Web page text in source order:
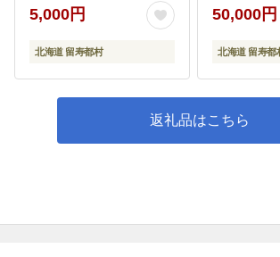
5,000円
北海道 留寿都村
50,000円
北海道 留寿都
返礼品はこちら